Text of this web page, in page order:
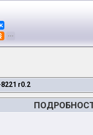
r0.2